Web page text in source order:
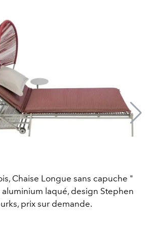
Chaise Longue sans capuche "
aluminium laqué, design Stephen
prix sur demande.